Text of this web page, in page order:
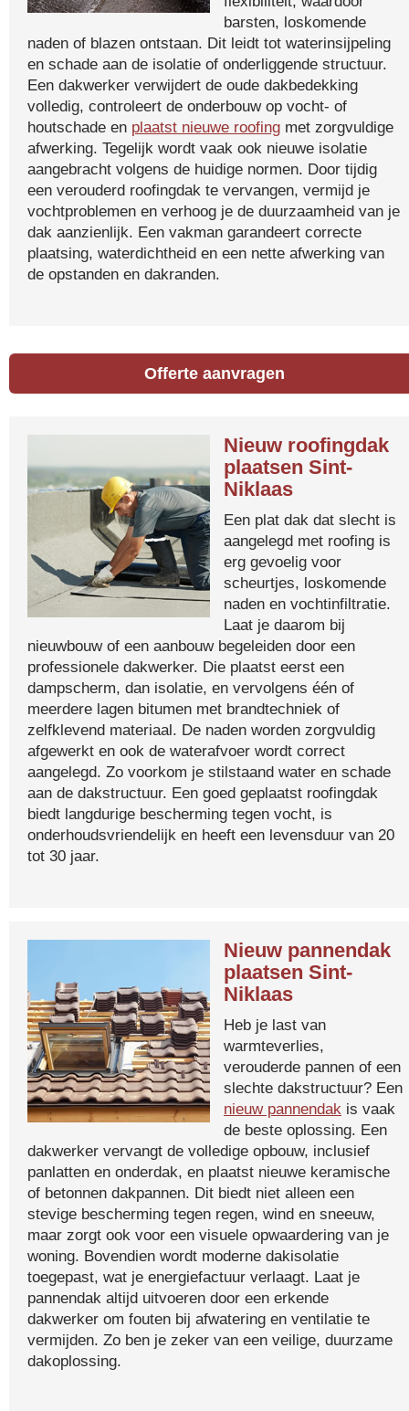
barsten, loskomende
naden of blazen ontstaan. Dit leidt tot waterinsijpeling
en schade aan de isolatie of onderliggende structuur.
Een dakwerker verwijdert de oude dakbedekking
volledig, controleert de onderbouw op vocht- of
houtschade en plaatst nieuwe roofing met zorgvuldige
afwerking. Tegelijk wordt vaak ook nieuwe isolatie
aangebracht volgens de huidige normen. Door tijdig
een verouderd roofingdak te vervangen, vermijd je
vochtproblemen en verhoog je de duurzaamheid van je
dak aanzienlijk. Een vakman garandeert correcte
plaatsing, waterdichtheid en een nette afwerking van
de opstanden en dakranden.
Offerte aanvragen
Nieuw roofingdak
plaatsen Sint-
Niklaas
Een plat dak dat slecht is
aangelegd met roofing is
erg gevoelig voor
scheurtjes, loskomende
naden en vochtinfiltratie.
Laat je daarom bij
nieuwbouw of een aanbouw begeleiden door een
professionele dakwerker. Die plaatst eerst een
dampscherm, dan isolatie, en vervolgens één of
meerdere lagen bitumen met brandtechniek of
zelfklevend materiaal. De naden worden zorgvuldig
afgewerkt en ook de waterafvoer wordt correct
aangelegd. Zo voorkom je stilstaand water en schade
aan de dakstructuur. Een goed geplaatst roofingdak
biedt langdurige bescherming tegen vocht, is
onderhoudsvriendelijk en heeft een levensduur van 20
tot 30 jaar.
Nieuw pannendak
plaatsen Sint-
Niklaas
Heb je last van
warmteverlies,
verouderde pannen of een
slechte dakstructuur? Een
nieuw pannendak is vaak
de beste oplossing. Een
dakwerker vervangt de volledige opbouw, inclusief
panlatten en onderdak, en plaatst nieuwe keramische
of betonnen dakpannen. Dit biedt niet alleen een
stevige bescherming tegen regen, wind en sneeuw,
maar zorgt ook voor een visuele opwaardering van je
woning. Bovendien wordt moderne dakisolatie
toegepast, wat je energiefactuur verlaagt. Laat je
pannendak altijd uitvoeren door een erkende
dakwerker om fouten bij afwatering en ventilatie te
vermijden. Zo ben je zeker van een veilige, duurzame
dakoplossing.